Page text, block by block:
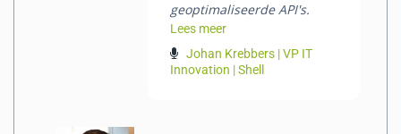
geoptimaliseerde API's.
Lees meer
Johan Krebbers | VP IT
Innovation | Shell